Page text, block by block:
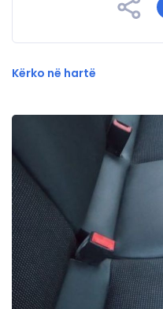
Kërko në hartë